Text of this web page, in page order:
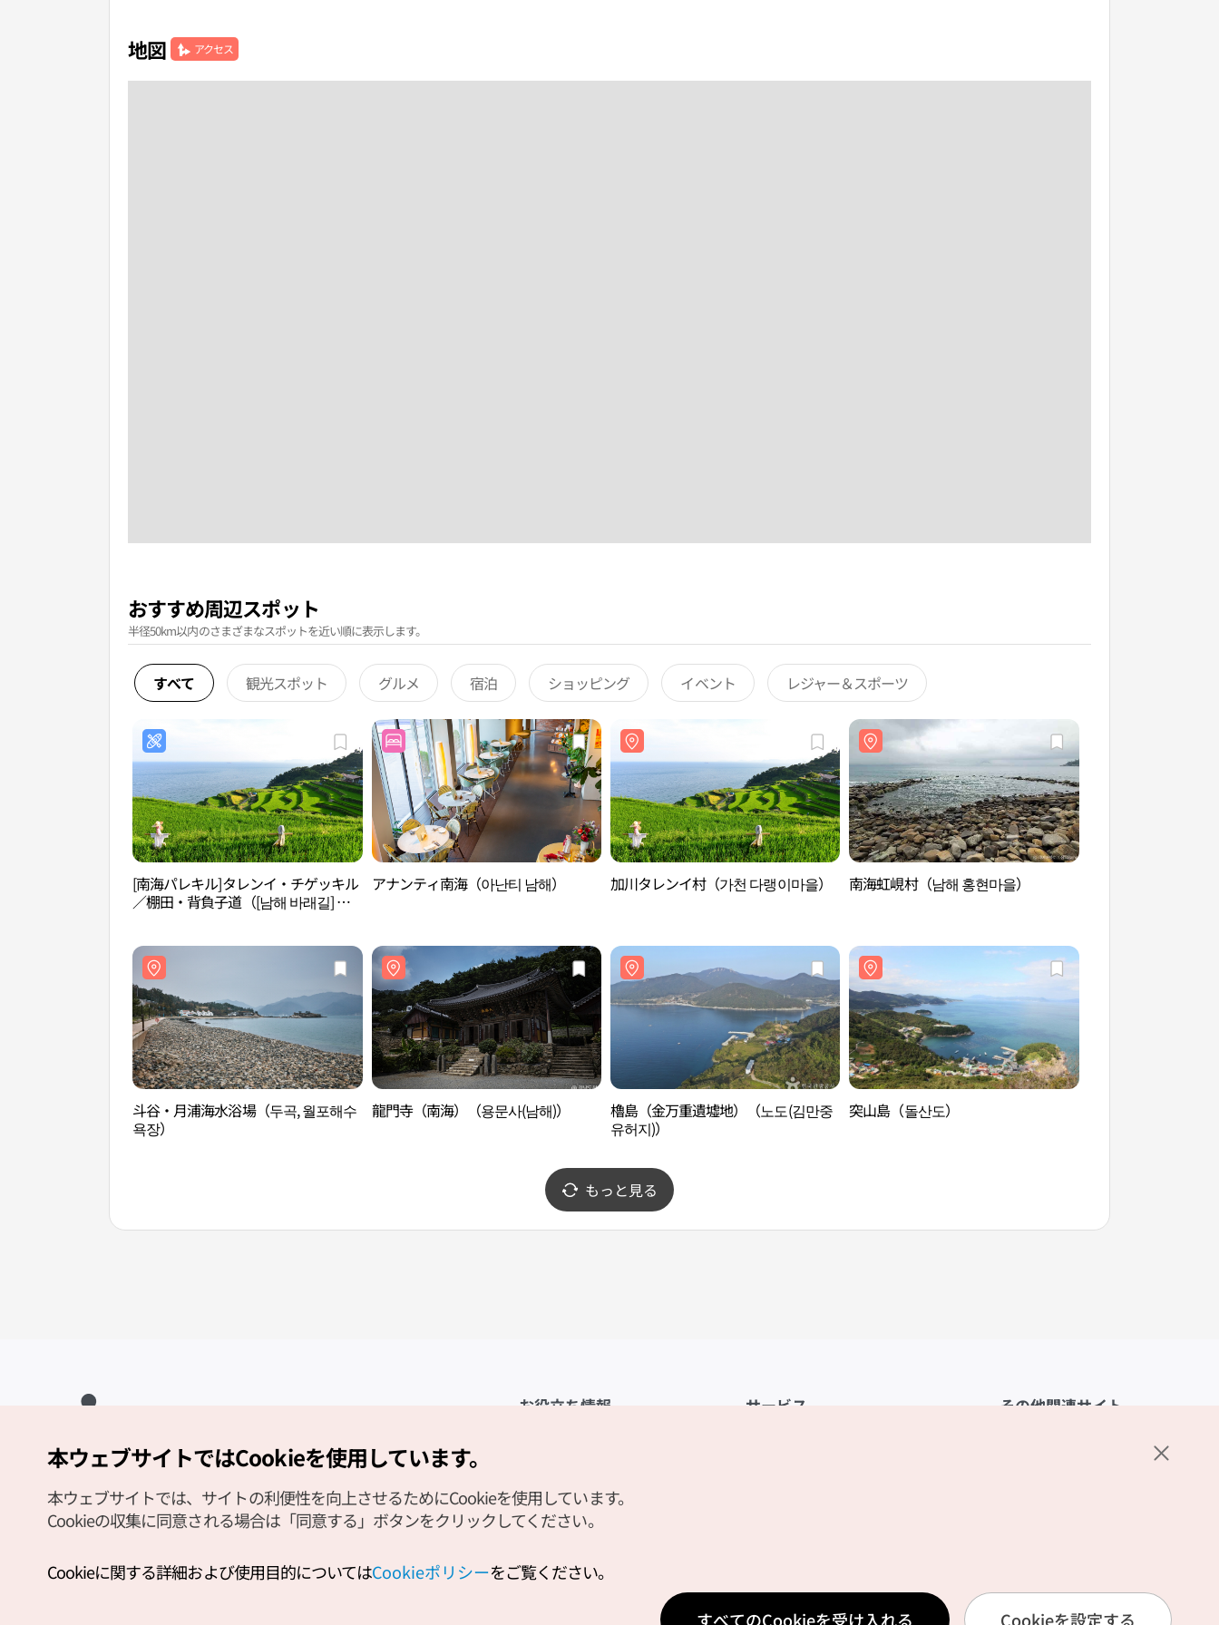
地図 アクセス
おすすめ周辺スポット
半径50km以内のさまざまなスポットを近い順に表示します。
すべて 観光スポット グルメ 宿泊 ショッピング イベント レジャー＆スポーツ
[南海パレキル]タレンイ・チゲッキル
／棚田・背負子道（[남해 바래길] 다
アナンティ南海（아난티 남해） 加川タレンイ村（가천 다랭이마을） 南海虹峴村（남해 홍현마을）
斗谷・月浦海水浴場（두곡, 월포해수
욕장）
龍門寺（南海）（용문사(남해)）
櫓島（金万重遺墟地）（노도(김만중
유허지)）
突山島（돌산도）
もっと見る
お役立ち情報
観光資料ダウンロード
デジタルブック／電子書籍
Odii
サービス
位置情報サービス利用規約
個人位置情報取扱いポリシー
その他関連サイト
Copyright (c) Korea Tourism Organization All Rights Reserved.
サイトエラー報告
公式メール
本ウェブサイトではCookieを使用しています。
本ウェブサイトでは、サイトの利便性を向上させるためにCookieを使用しています。
Cookieの収集に同意される場合は「同意する」ボタンをクリックしてください。
Cookieに関する詳細および使用目的についてはCookieポリシーをご覧ください。
すべてのCookieを受け入れる Cookieを設定する